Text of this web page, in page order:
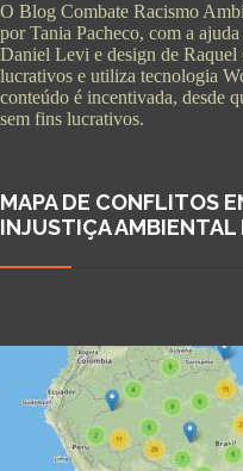
O Blog Combate Racismo
por Tania Pacheco, com a
Daniel Levi e design de
lucrativos e utiliza tecnologia
conteúdo é incentivada, desde
sem fins lucrativos.
MAPA DE CONFLITOS
INJUSTIÇA AMBIENTAL